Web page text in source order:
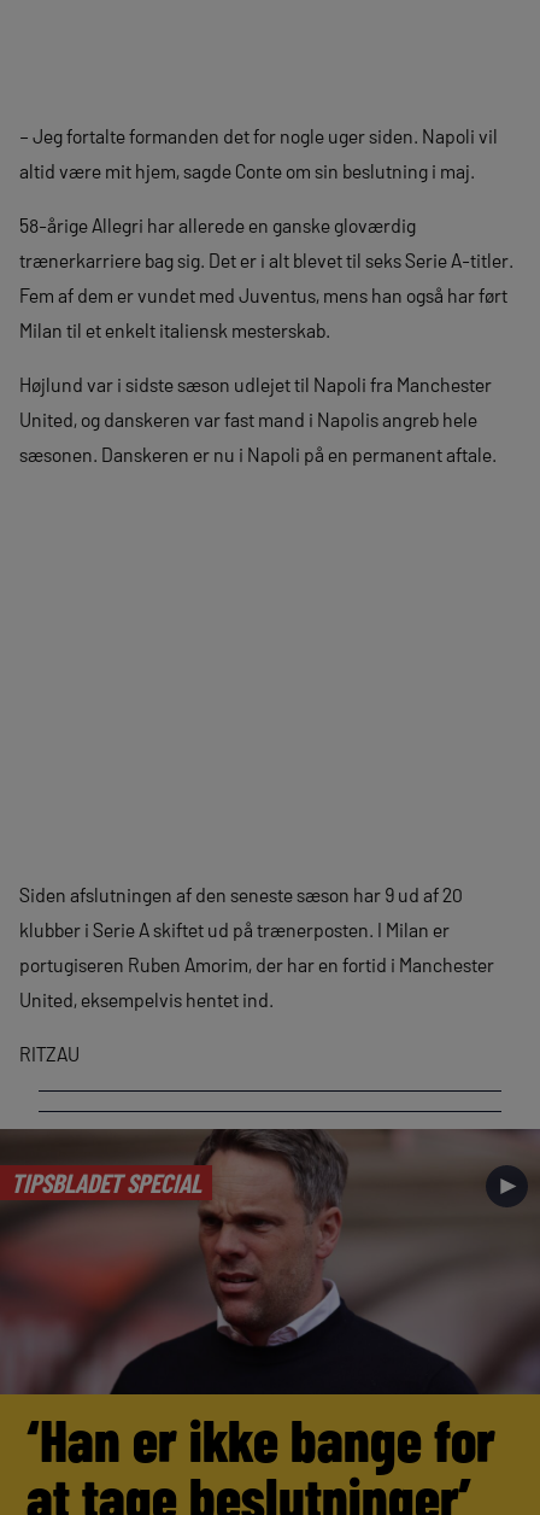
– Jeg fortalte formanden det for nogle uger siden. Napoli vil
altid være mit hjem, sagde Conte om sin beslutning i maj.
58-årige Allegri har allerede en ganske gloværdig
trænerkarriere bag sig. Det er i alt blevet til seks Serie A-titler.
Fem af dem er vundet med Juventus, mens han også har ført
Milan til et enkelt italiensk mesterskab.
Højlund var i sidste sæson udlejet til Napoli fra Manchester
United, og danskeren var fast mand i Napolis angreb hele
sæsonen. Danskeren er nu i Napoli på en permanent aftale.
Siden afslutningen af den seneste sæson har 9 ud af 20
klubber i Serie A skiftet ud på trænerposten. I Milan er
portugiseren Ruben Amorim, der har en fortid i Manchester
United, eksempelvis hentet ind.
RITZAU
TIPSBLADET SPECIAL ►
‘Han er ikke bange for
at tage beslutninger’